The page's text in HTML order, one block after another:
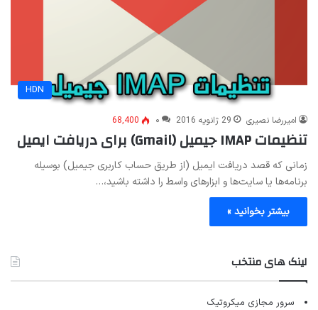
HDN
امیررضا نصیری 29 ژانویه 2016 ۰ 68,400
تنظیمات IMAP جیمیل (Gmail) برای دریافت ایمیل
زمانی که قصد دریافت ایمیل (از طریق حساب کاربری جیمیل) بوسیله
برنامه‌ها یا سایت‌ها و ابزارهای واسط را داشته باشید،…
بیشتر بخوانید »
لینک های منتخب
سرور مجازی میکروتیک